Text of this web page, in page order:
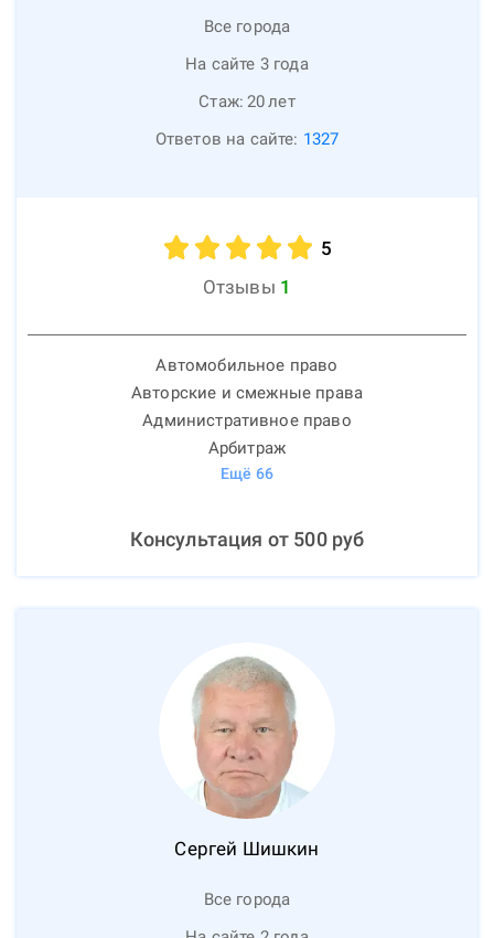
Все города
На сайте 3 года
Стаж: 20лет
Ответов на сайте: 1327
5
Отзывы 1
Автомобильное право
Авторские и смежные права
Административное право
Арбитраж
Ещё 66
Консультация от 500руб
Сергей Шишкин
Все города